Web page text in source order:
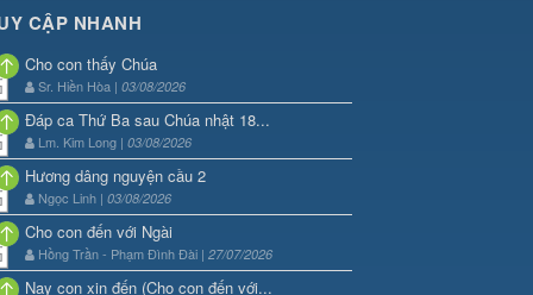
CẬP NHANH
Cho con thấy Chúa
Sr. Hiền Hòa | 03/08/2026
Đáp ca Thứ Ba sau Chúa nhật 18...
Lm. Kim Long | 03/08/2026
Hương dâng nguyện cầu 2
Ngọc Linh | 03/08/2026
Cho con đến với Ngài
Hồng Trần - Phạm Đình Đài | 27/07/2026
Nay con xin đến (Cho con đến với...